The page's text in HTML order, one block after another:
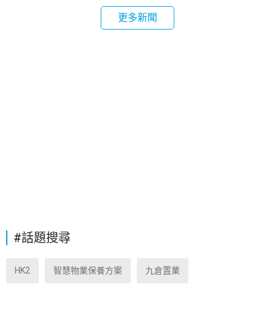
更多新聞
#話題搜尋
HK2 智慧物業保養方案 九倉置業